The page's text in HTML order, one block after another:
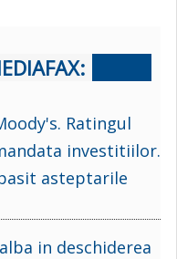
Ratingul
investitiilor.
asteptarile
in deschiderea